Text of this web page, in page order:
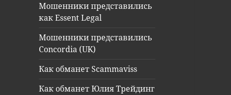
Мошенники представились
как Essent Legal
Мошенники представились
Concordia (UK)
Как обманет Scammaviss
Как обманет Юлия Трейдинг